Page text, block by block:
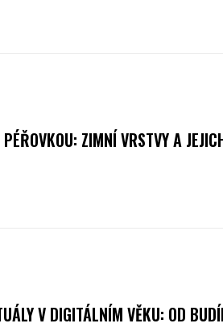
ZIMNÍ VRSTVY A
V DIGITÁLNÍM VĚKU: OD